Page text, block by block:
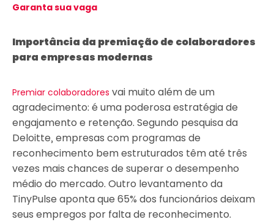
Garanta sua vaga
Importância da premiação de colaboradores
para empresas modernas
Premiar colaboradores vai muito além de um
agradecimento: é uma poderosa estratégia de
engajamento e retenção. Segundo pesquisa da
Deloitte, empresas com programas de
reconhecimento bem estruturados têm até três
vezes mais chances de superar o desempenho
médio do mercado. Outro levantamento da
TinyPulse aponta que 65% dos funcionários deixam
seus empregos por falta de reconhecimento.